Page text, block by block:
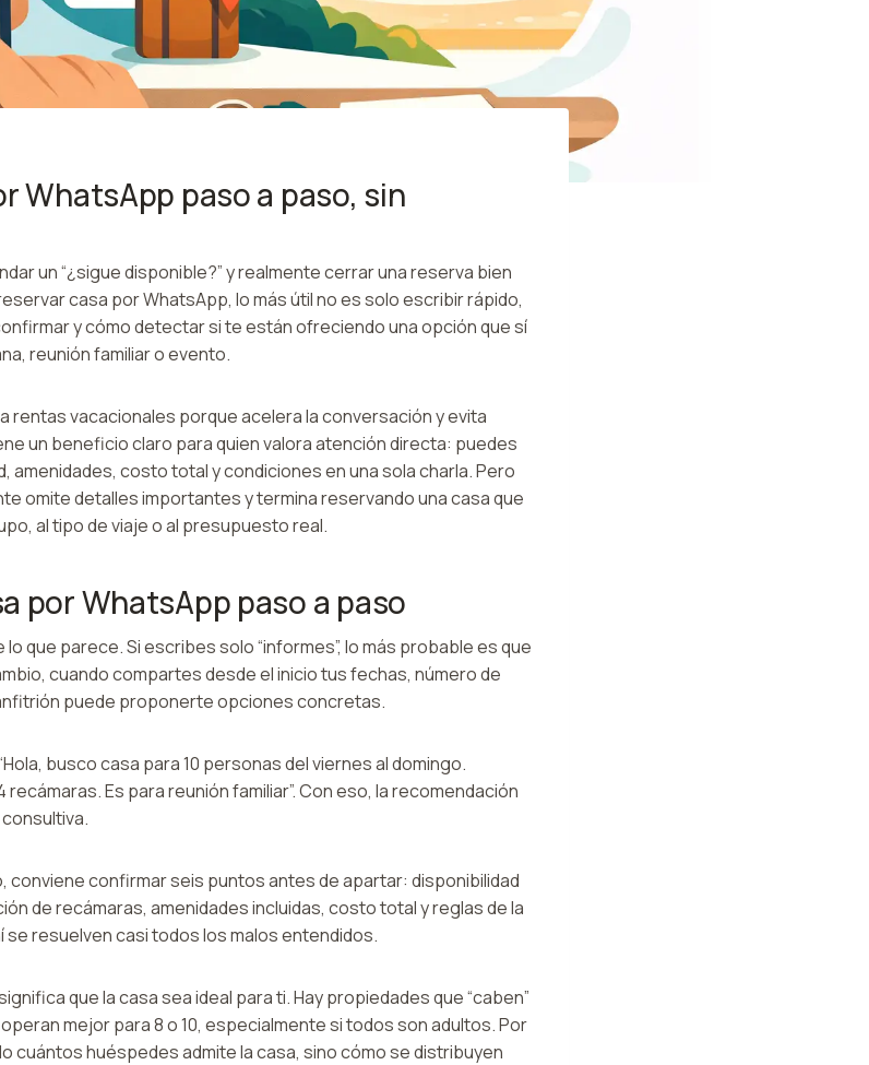
WhatsApp paso a paso, sin
un “¿sigue disponible?” y realmente cerrar una reserva bien
casa por WhatsApp, lo más útil no es solo escribir rápido,
y cómo detectar si te están ofreciendo una opción que sí
reunión familiar o evento.
rentas vacacionales porque acelera la conversación y evita
un beneficio claro para quien valora atención directa: puedes
amenidades, costo total y condiciones en una sola charla. Pero
omite detalles importantes y termina reservando una casa que
al tipo de viaje o al presupuesto real.
por WhatsApp paso a paso
que parece. Si escribes solo “informes”, lo más probable es que
cuando compartes desde el inicio tus fechas, número de
puede proponerte opciones concretas.
busco casa para 10 personas del viernes al domingo.
Es para reunión familiar”. Con eso, la recomendación
confirmar seis puntos antes de apartar: disponibilidad
de recámaras, amenidades incluidas, costo total y reglas de la
resuelven casi todos los malos entendidos.
que la casa sea ideal para ti. Hay propiedades que “caben”
mejor para 8 o 10, especialmente si todos son adultos. Por
cuántos huéspedes admite la casa, sino cómo se distribuyen